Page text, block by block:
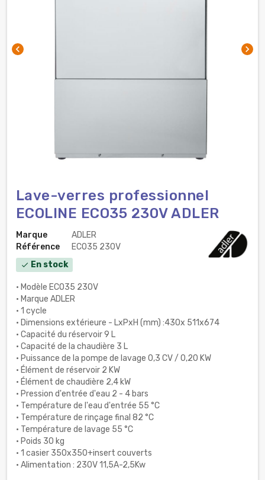
chevron_left chevron_right
Lave-verres professionnel
ECOLINE ECO35 230V ADLER
Marque
ADLER
Référence
ECO35 230V
check En stock
• Modèle ECO35 230V
• Marque ADLER
• 1 cycle
• Dimensions extérieure - LxPxH (mm) :430x 511x674
• Capacité du réservoir 9 L
• Capacité de la chaudière 3 L
• Puissance de la pompe de lavage 0,3 CV / 0,20 KW
• Élément de réservoir 2 KW
• Élément de chaudière 2,4 kW
• Pression d'entrée d'eau 2 - 4 bars
• Température de l'eau d'entrée 55 °C
• Température de rinçage final 82 °C
• Température de lavage 55 °C
• Poids 30 kg
• 1 casier 350x350+insert couverts
• Alimentation : 230V 11,5A-2,5Kw